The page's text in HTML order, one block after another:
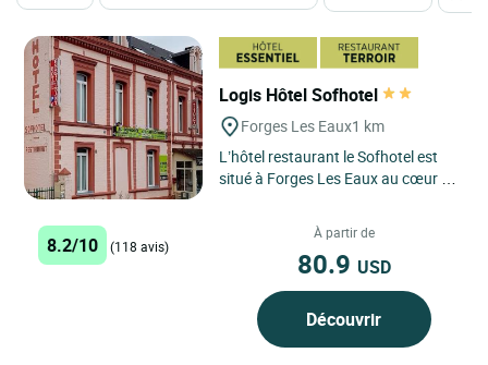
Logis Hôtel Sofhotel
Forges Les Eaux1 km
L’hôtel restaurant le Sofhotel est
situé à Forges Les Eaux au cœur du
lieu de calme...
8.2/10 (118 avis)
À partir de
80.9 USD
Découvrir